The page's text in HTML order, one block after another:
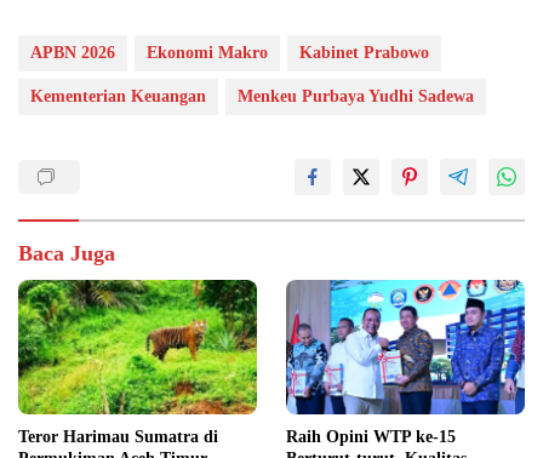
APBN 2026 Ekonomi Makro Kabinet Prabowo
Kementerian Keuangan Menkeu Purbaya Yudhi Sadewa
Baca Juga
Teror Harimau Sumatra di
Raih Opini WTP ke-15